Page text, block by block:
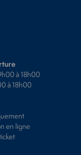
à 18h00
à 18h00
en ligne